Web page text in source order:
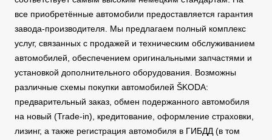
все приобретённые автомобили предоставляется гарантия
завода-производителя. Мы предлагаем полный комплекс
услуг, связанных с продажей и техническим обслуживанием
автомобилей, обеспечением оригинальными запчастями и
установкой дополнительного оборудования. Возможны
различные схемы покупки автомобилей ŠKODA:
предварительный заказ, обмен подержанного автомобиля
на новый (Trade-in), кредитование, оформление страховки,
лизинг, а также регистрация автомобиля в ГИБДД (в том